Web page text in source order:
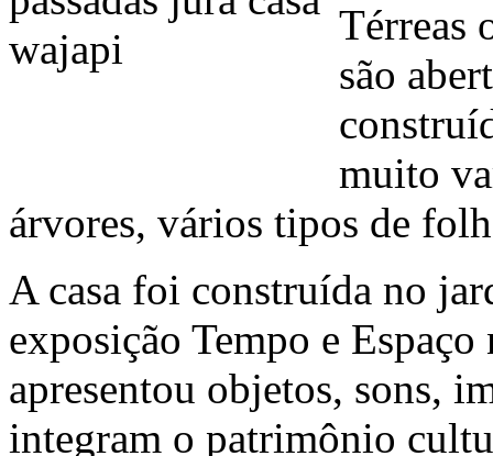
Térreas
são
muito
árvores, vários tipos de
A casa foi construída no
exposição Tempo e
apresentou objetos, sons,
integram o patrimônio